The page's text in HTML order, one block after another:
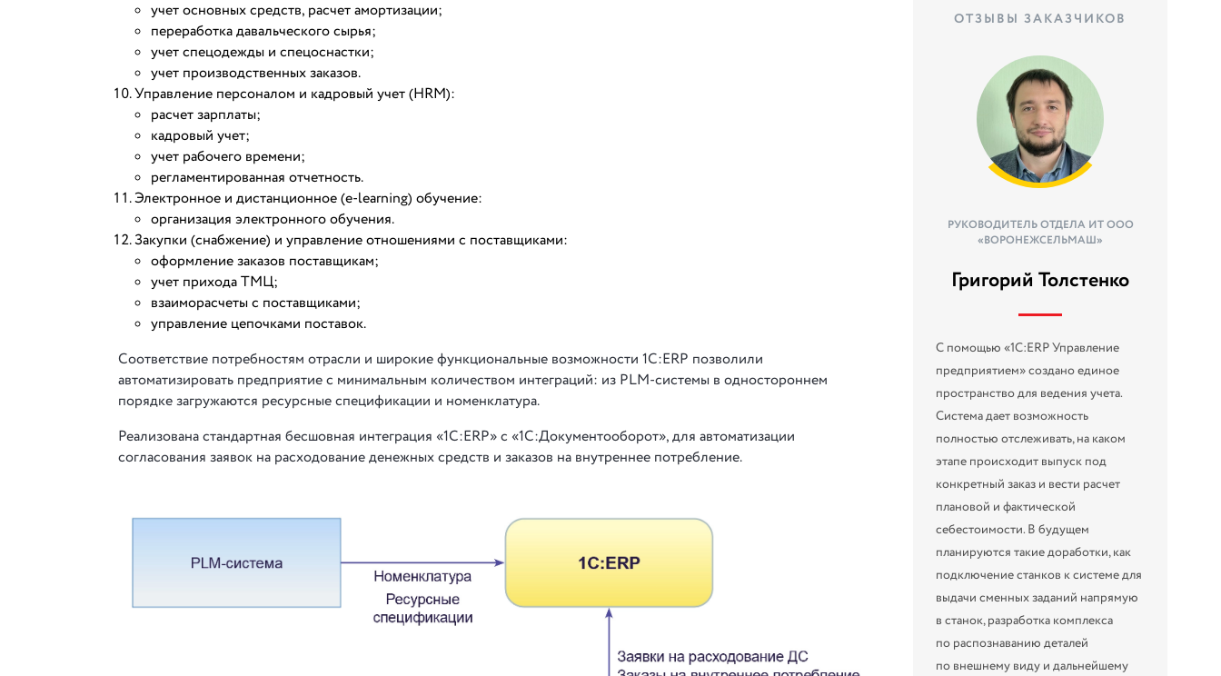
учет основных средств, расчет амортизации;
переработка давальческого сырья;
учет спецодежды и спецоснастки;
учет производственных заказов.
Управление персоналом и кадровый учет (HRM):
расчет зарплаты;
кадровый учет;
учет рабочего времени;
регламентированная отчетность.
Электронное и дистанционное (e-learning) обучение:
организация электронного обучения.
Закупки (снабжение) и управление отношениями с поставщиками:
оформление заказов поставщикам;
учет прихода ТМЦ;
взаиморасчеты с поставщиками;
управление цепочками поставок.
Соответствие потребностям отрасли и широкие функциональные возможности 1С:ERP позволили
автоматизировать предприятие с минимальным количеством интеграций: из PLM-системы в одностороннем
порядке загружаются ресурсные спецификации и номенклатура.
Реализована стандартная бесшовная интеграция «1С:ERP» с «1С:Документооборот», для автоматизации
согласования заявок на расходование денежных средств и заказов на внутреннее потребление.
ОТЗЫВЫ ЗАКАЗЧИКОВ
РУКОВОДИТЕЛЬ ОТДЕЛА ИТ ООО
«ВОРОНЕЖСЕЛЬМАШ»
Григорий Толстенко
С помощью «1С:ERP Управление
предприятием» создано единое
пространство для ведения учета.
Система дает возможность
полностью отслеживать, на каком
этапе происходит выпуск под
конкретный заказ и вести расчет
плановой и фактической
себестоимости. В будущем
планируются такие доработки, как
подключение станков к системе для
выдачи сменных заданий напрямую
в станок, разработка комплекса
по распознаванию деталей
по внешнему виду и дальнейшему